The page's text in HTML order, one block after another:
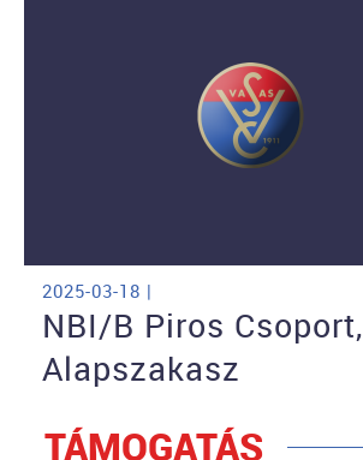
2025-03-18 |
NBI/B Piros Csoport,
Alapszakasz
TÁMOGATÁS